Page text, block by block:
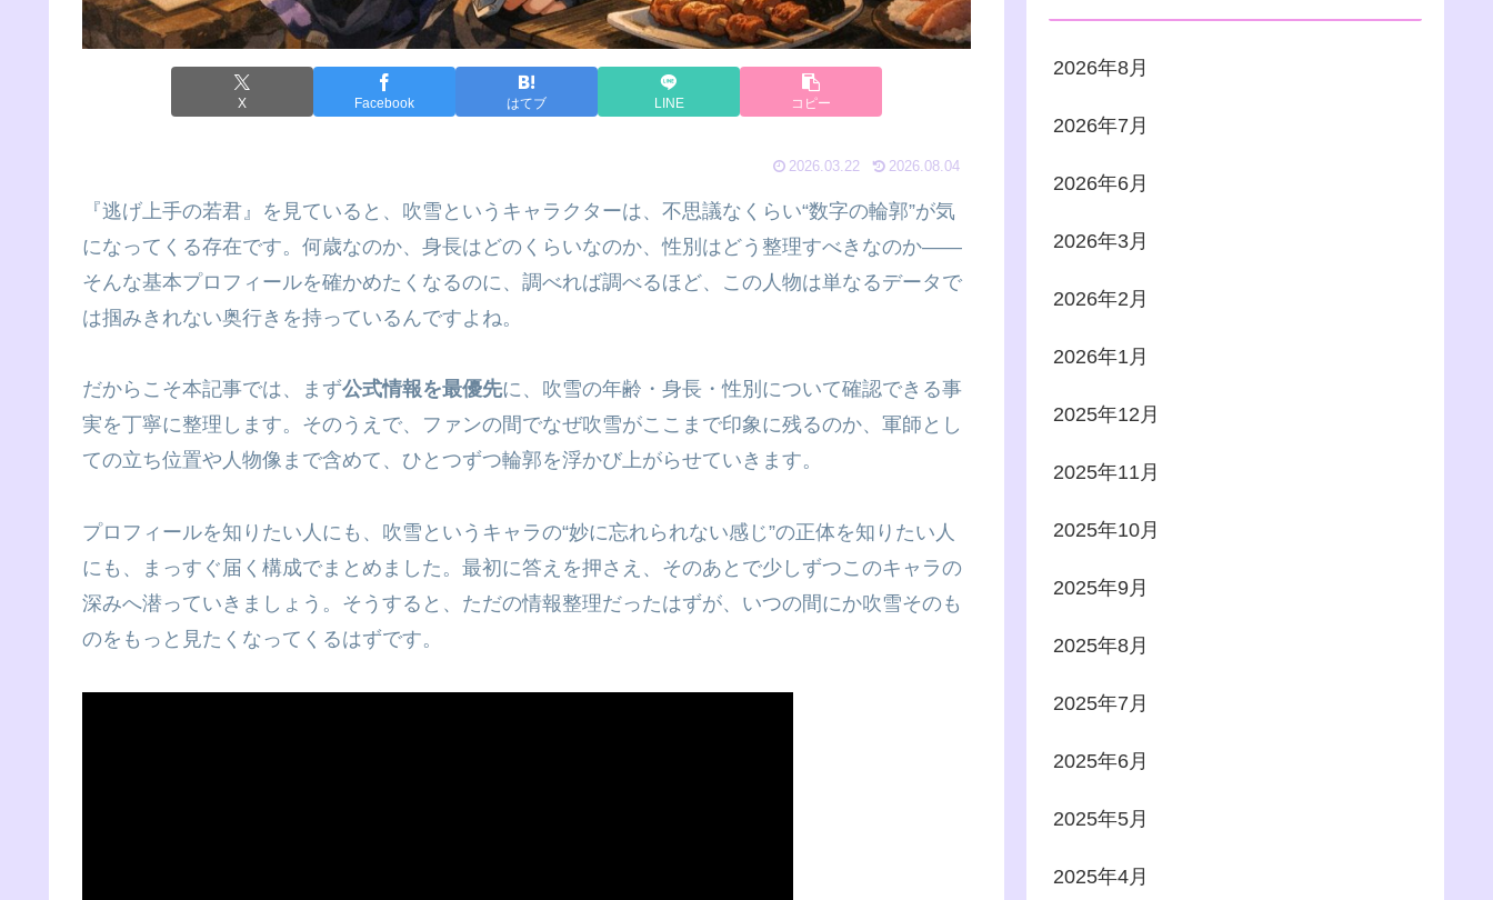
X Facebook はてブ LINE コピー
2026.03.22 2026.08.04
『逃げ上手の若君』を見ていると、吹雪というキャラクターは、不思議なくらい“数字の輪郭”が気
になってくる存在です。何歳なのか、身長はどのくらいなのか、性別はどう整理すべきなのか――
そんな基本プロフィールを確かめたくなるのに、調べれば調べるほど、この人物は単なるデータで
は掴みきれない奥行きを持っているんですよね。
だからこそ本記事では、まず公式情報を最優先に、吹雪の年齢・身長・性別について確認できる事
実を丁寧に整理します。そのうえで、ファンの間でなぜ吹雪がここまで印象に残るのか、軍師とし
ての立ち位置や人物像まで含めて、ひとつずつ輪郭を浮かび上がらせていきます。
プロフィールを知りたい人にも、吹雪というキャラの“妙に忘れられない感じ”の正体を知りたい人
にも、まっすぐ届く構成でまとめました。最初に答えを押さえ、そのあとで少しずつこのキャラの
深みへ潜っていきましょう。そうすると、ただの情報整理だったはずが、いつの間にか吹雪そのも
のをもっと見たくなってくるはずです。
2026年8月
2026年7月
2026年6月
2026年3月
2026年2月
2026年1月
2025年12月
2025年11月
2025年10月
2025年9月
2025年8月
2025年7月
2025年6月
2025年5月
2025年4月